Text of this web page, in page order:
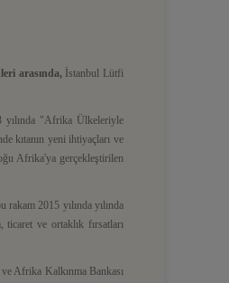
arasında, İstanbul Lütfi
yılında "Afrika Ülkeleriyle
kıtanın yeni ihtiyaçları ve
Afrika'ya gerçekleştirilen
2015 yılında yılında
ve ortaklık fırsatları
Afrika Kalkınma Bankası